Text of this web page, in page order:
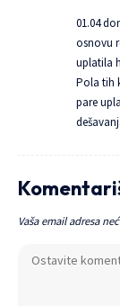
01.04
osnovu
uplatila
Pola tih
pare
Vaša email adresa